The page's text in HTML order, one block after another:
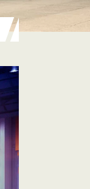
DESIGN